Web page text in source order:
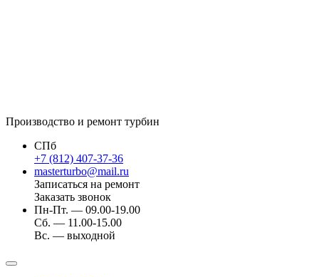
Производство и ремонт турбин
СПб
+7 (812) 407-37-36
masterturbo@mail.ru
Записаться на ремонт
Заказать звонок
Пн-Пт. — 09.00-19.00
Сб. — 11.00-15.00
Вс. — выходной